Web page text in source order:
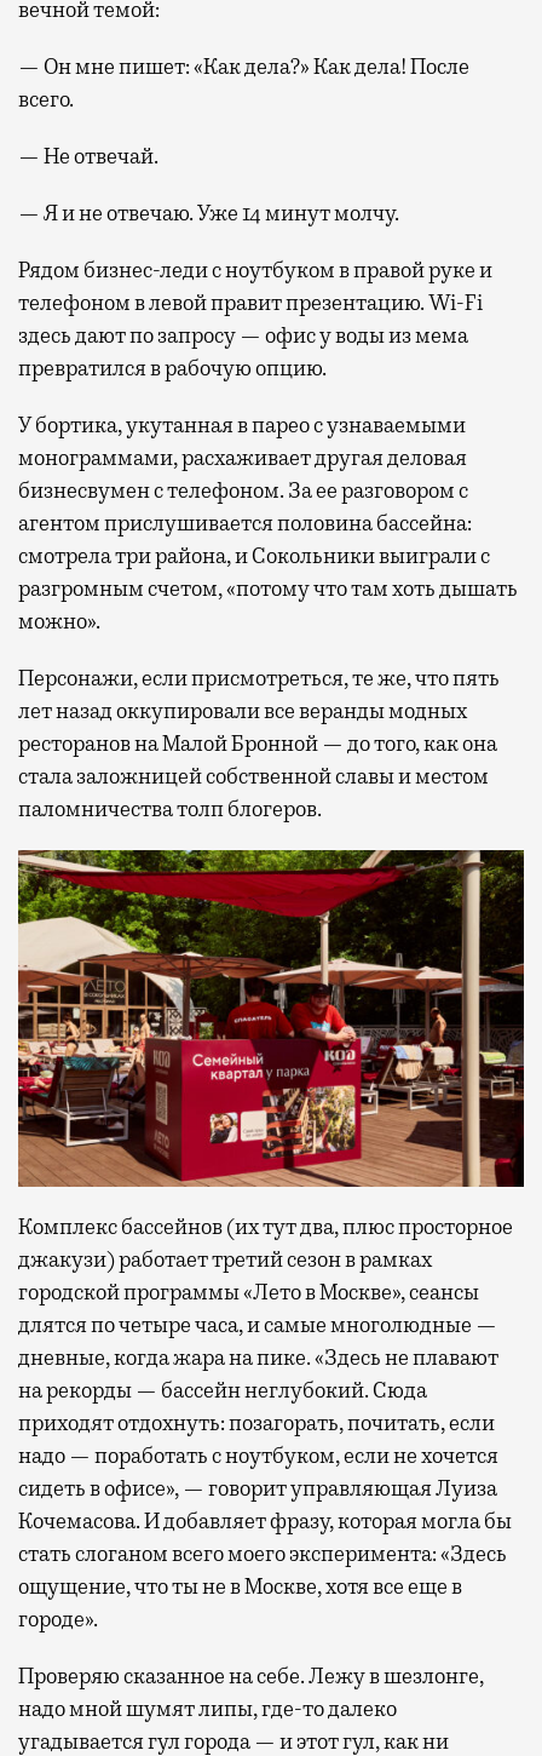
вечной темой:
— Он мне пишет: «Как дела?» Как дела! После
всего.
— Не отвечай.
— Я и не отвечаю. Уже 14 минут молчу.
Рядом бизнес-леди с ноутбуком в правой руке и
телефоном в левой правит презентацию. Wi-Fi
здесь дают по запросу — офис у воды из мема
превратился в рабочую опцию.
У бортика, укутанная в парео с узнаваемыми
монограммами, расхаживает другая деловая
бизнесвумен с телефоном. За ее разговором с
агентом прислушивается половина бассейна:
смотрела три района, и Сокольники выиграли с
разгромным счетом, «потому что там хоть дышать
можно».
Персонажи, если присмотреться, те же, что пять
лет назад оккупировали все веранды модных
ресторанов на Малой Бронной — до того, как она
стала заложницей собственной славы и местом
паломничества толп блогеров.
Комплекс бассейнов (их тут два, плюс просторное
джакузи) работает третий сезон в рамках
городской программы «Лето в Москве», сеансы
длятся по четыре часа, и самые многолюдные —
дневные, когда жара на пике. «Здесь не плавают
на рекорды — бассейн неглубокий. Сюда
приходят отдохнуть: позагорать, почитать, если
надо — поработать с ноутбуком, если не хочется
сидеть в офисе», — говорит управляющая Луиза
Кочемасова. И добавляет фразу, которая могла бы
стать слоганом всего моего эксперимента: «Здесь
ощущение, что ты не в Москве, хотя все еще в
городе».
Проверяю сказанное на себе. Лежу в шезлонге,
надо мной шумят липы, где-то далеко
угадывается гул города — и этот гул, как ни